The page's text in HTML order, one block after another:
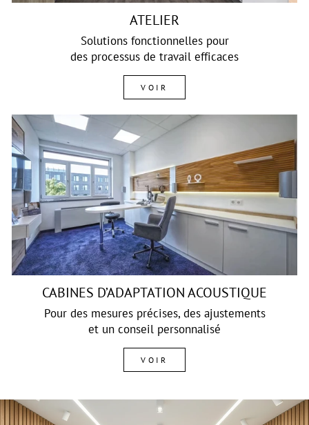
ATELIER
Solutions fonctionnelles pour
des processus de travail efficaces
VOIR
CABINES D’ADAPTATION ACOUSTIQUE
Pour des mesures précises, des ajustements
et un conseil personnalisé
VOIR